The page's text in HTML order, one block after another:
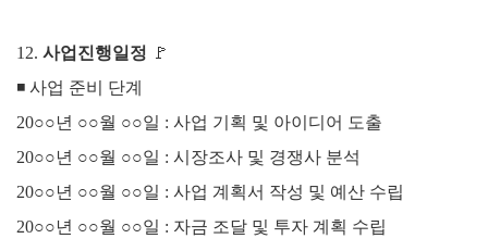
12. 사업진행일정
🚩
◾ 사업 준비 단계
20○○년 ○○월 ○○일 : 사업 기획 및 아이디어 도출
20○○년 ○○월 ○○일 : 시장조사 및 경쟁사 분석
20○○년 ○○월 ○○일 : 사업 계획서 작성 및 예산 수립
20○○년 ○○월 ○○일 : 자금 조달 및 투자 계획 수립